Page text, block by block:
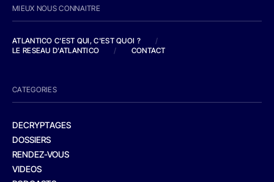
MIEUX NOUS CONNAITRE
ATLANTICO C'EST QUI, C'EST QUOI ?
/
LE RESEAU D'ATLANTICO
/ CONTACT
CATEGORIES
DECRYPTAGES
DOSSIERS
RENDEZ-VOUS
VIDEOS